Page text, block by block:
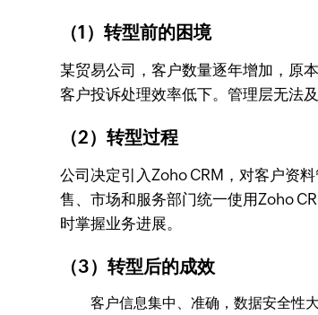
（1）转型前的困境
某贸易公司，客户数量逐年增加，原
客户投诉处理效率低下。管理层无法
（2）转型过程
公司决定引入Zoho CRM，对客户资
售、市场和服务部门统一使用Zoho
时掌握业务进展。
（3）转型后的成效
客户信息集中、准确，数据安全性